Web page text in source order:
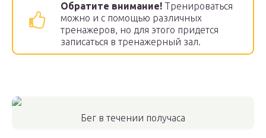
Обратите внимание! Тренироваться
можно и с помощью различных
тренажеров, но для этого придется
записаться в тренажерный зал.
Бег в течении получаса